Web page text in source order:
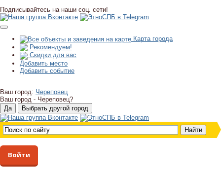
Подписывайтесь на наши соц. сети!
Карта города
Рекомендуем!
Скидки для вас
Добавить место
Добавить событие
Ваш город: Череповец
Ваш город - Череповец?
Войти